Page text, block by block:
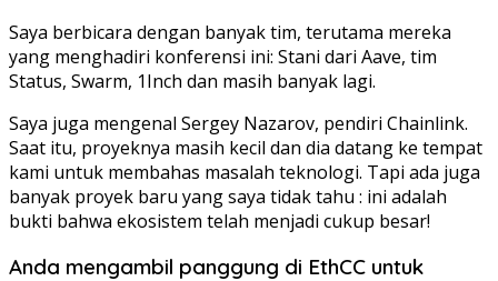
Saya berbicara dengan banyak tim, terutama mereka
yang menghadiri konferensi ini: Stani dari Aave, tim
Status, Swarm, 1Inch dan masih banyak lagi.
Saya juga mengenal Sergey Nazarov, pendiri Chainlink.
Saat itu, proyeknya masih kecil dan dia datang ke tempat
kami untuk membahas masalah teknologi. Tapi ada juga
banyak proyek baru yang saya tidak tahu : ini adalah
bukti bahwa ekosistem telah menjadi cukup besar!
Anda mengambil panggung di EthCC untuk